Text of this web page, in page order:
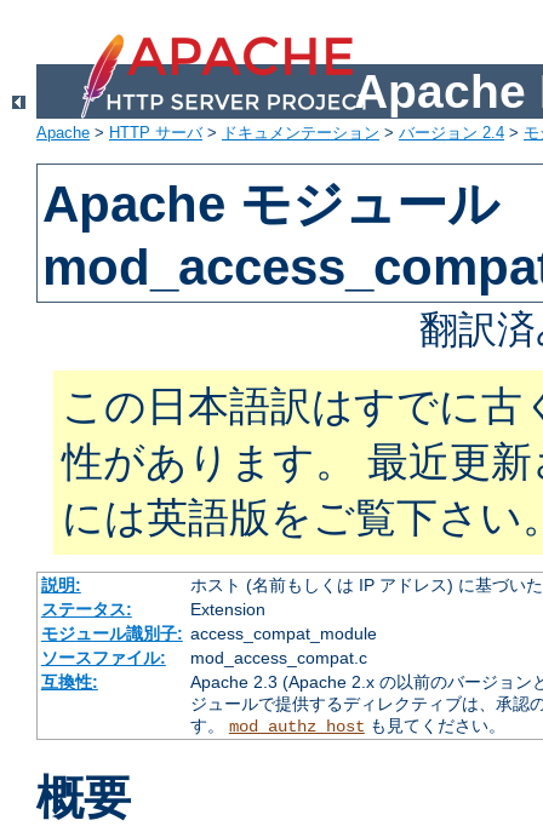
Apache
Apache > HTTP サーバ> ドキュメンテーション > バージョン 2.4 >
Apache モジュール
翻訳
この日本語訳はすでに古
性があります。 最近更
には英語版をご覧下さい
説明:
ホスト (名前もしくは IP アドレス) に基づい
ステータス:
Extension
モジュール識別子: access_compat_module
ソースファイル:
mod_access_compat.c
互換性:
Apache 2.3 (Apache 2.x の以前のバージョン
ジュールで提供するディレクティブは、承認
す。 mod_authz_host も見てください。
概要